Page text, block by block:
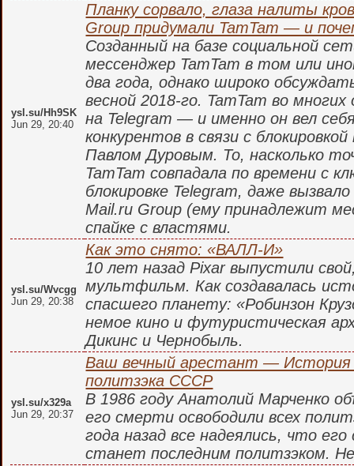
ysl.su/Hh9SK
Jun 29, 20:40
Планку сорвало, глаза налиты
Group придумали TamTam — и
Созданный на базе социальной
мессенджер TamTam в том или
два года, однако широко
весной 2018-го. TamTam во
на Telegram — и именно он вел
конкурентов в связи с
Павлом Дуровым. То, насколько
TamTam совпадала по времени с
блокировке Telegram, даже
Mail.ru Group (ему принадлежит
спайке с властями.
ysl.su/Wvcgg
Jun 29, 20:38
Как это снято: «ВАЛЛ-И»
10 лет назад Pixar выпустили
мультфильм. Как создавалась
спасшего планету: «Робинзон
немое кино и футуристическая
Дикинс и Чернобыль.
ysl.su/x329a
Jun 29, 20:37
Ваш вечный арестант — История
политзэка СССР
В 1986 году Анатолий Марченко
его смерти освободили всех
года назад все надеялись, что
станет последним политзэком.